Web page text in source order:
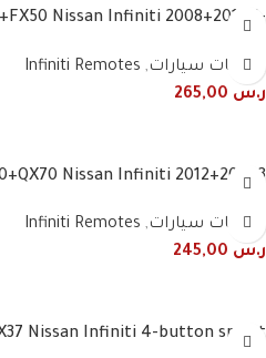
Nissan Infiniti 2008+2017 3-
ريموتات سيارات,
Infiniti Remotes
ر.س
Nissan Infiniti 2012+2018 3
ريموتات سيارات,
Infiniti Remotes
ر.س
Nissan Infiniti 4-button smart